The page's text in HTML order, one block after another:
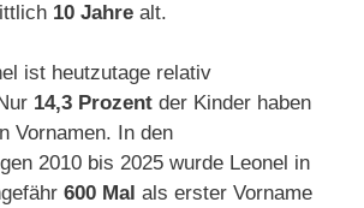
10 Jahre alt.
ist heutzutage relativ
14,3 Prozent der Kinder haben
Vornamen. In den
2010 bis 2025 wurde Leonel in
600 Mal als erster Vorname